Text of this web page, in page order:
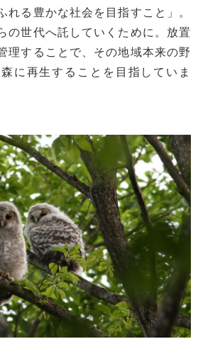
れる豊かな社会を目指すこと」。
の世代へ託していくために。放置
理することで、その地域本来の野
に再生することを目指していま